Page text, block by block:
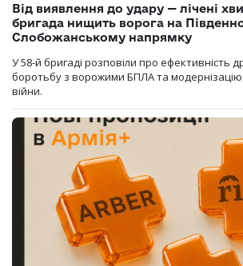
Від виявлення до удару — лічені
бригада нищить ворога на
Слобожанському напрямку
У 58-й бригаді розповіли про ефективність
боротьбу з ворожими БПЛА та модернізацію
війни.